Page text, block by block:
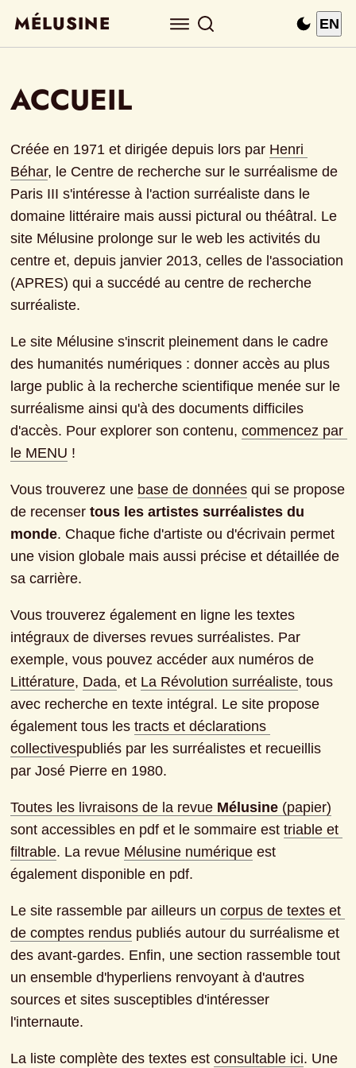
MÉLUSINE EN
ACCUEIL
Créée en 1971 et dirigée depuis lors par Henri
Béhar, le Centre de recherche sur le surréalisme de
Paris III s'intéresse à l'action surréaliste dans le
domaine littéraire mais aussi pictural ou théâtral. Le
site Mélusine prolonge sur le web les activités du
centre et, depuis janvier 2013, celles de l'association
(APRES) qui a succédé au centre de recherche
surréaliste.
Le site Mélusine s'inscrit pleinement dans le cadre
des humanités numériques : donner accès au plus
large public à la recherche scientifique menée sur le
surréalisme ainsi qu'à des documents difficiles
d'accès. Pour explorer son contenu, commencez par
le MENU !
Vous trouverez une base de données qui se propose
de recenser tous les artistes surréalistes du
monde. Chaque fiche d'artiste ou d'écrivain permet
une vision globale mais aussi précise et détaillée de
sa carrière.
Vous trouverez également en ligne les textes
intégraux de diverses revues surréalistes. Par
exemple, vous pouvez accéder aux numéros de
Littérature, Dada, et La Révolution surréaliste, tous
avec recherche en texte intégral. Le site propose
également tous les tracts et déclarations
collectivespubliés par les surréalistes et recueillis
par José Pierre en 1980.
Toutes les livraisons de la revue Mélusine (papier)
sont accessibles en pdf et le sommaire est triable et
filtrable. La revue Mélusine numérique est
également disponible en pdf.
Le site rassemble par ailleurs un corpus de textes et
de comptes rendus publiés autour du surréalisme et
des avant-gardes. Enfin, une section rassemble tout
un ensemble d'hyperliens renvoyant à d'autres
sources et sites susceptibles d'intéresser
l'internaute.
La liste complète des textes est consultable ici. Une